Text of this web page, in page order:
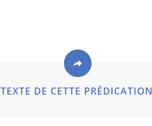
TEXTE DE CETTE PRÉDICATION